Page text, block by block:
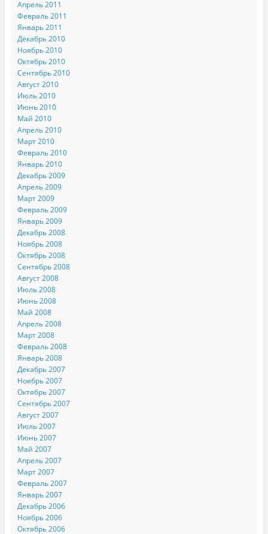
Апрель 2011
Февраль 2011
Январь 2011
Декабрь 2010
Ноябрь 2010
Октябрь 2010
Сентябрь 2010
Август 2010
Июль 2010
Июнь 2010
Май 2010
Апрель 2010
Март 2010
Февраль 2010
Январь 2010
Декабрь 2009
Апрель 2009
Март 2009
Февраль 2009
Январь 2009
Декабрь 2008
Ноябрь 2008
Октябрь 2008
Сентябрь 2008
Август 2008
Июль 2008
Июнь 2008
Май 2008
Апрель 2008
Март 2008
Февраль 2008
Январь 2008
Декабрь 2007
Ноябрь 2007
Октябрь 2007
Сентябрь 2007
Август 2007
Июль 2007
Июнь 2007
Май 2007
Апрель 2007
Март 2007
Февраль 2007
Январь 2007
Декабрь 2006
Ноябрь 2006
Октябрь 2006